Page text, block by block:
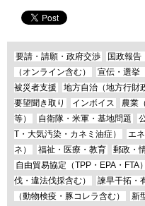
要請・請願・政府交渉
国政報告
（オンライン含む）
宣伝・選挙
被災者支援
地方自治（地方行財
要望聞き取り
インボイス
農業
等）
自衛隊・米軍・基地問題
T・大気汚染・カネミ油症）
エ
ネ）
福祉・医療・教育 郵政・
自由貿易協定（TPP・EPA・FTA）
伐・違法伐採含む）
諫早干拓・
（動物検疫・豚コレラ含む）
新